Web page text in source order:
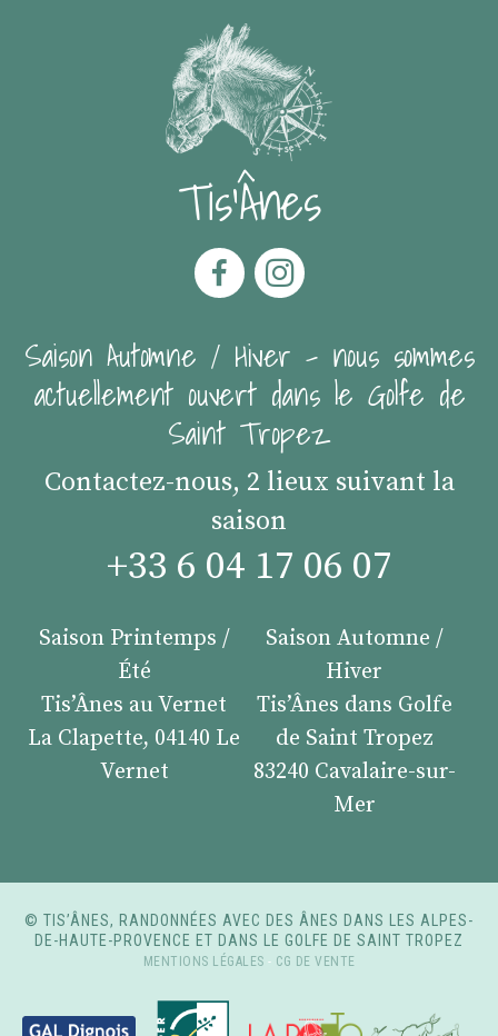
Tis'Ânes
Saison Automne / Hiver - nous sommes
actuellement ouvert dans le Golfe de
Saint Tropez
Contactez-nous, 2 lieux suivant la
saison
+33 6 04 17 06 07
Saison Printemps /
Été
Tis’Ânes au Vernet
La Clapette, 04140 Le
Vernet
Saison Automne /
Hiver
Tis’Ânes dans Golfe
de Saint Tropez
83240 Cavalaire-sur-
Mer
© TIS’ÂNES, RANDONNÉES AVEC DES ÂNES DANS LES ALPES-
DE-HAUTE-PROVENCE ET DANS LE GOLFE DE SAINT TROPEZ
MENTIONS LÉGALES - CG DE VENTE